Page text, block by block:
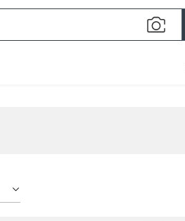
Bar